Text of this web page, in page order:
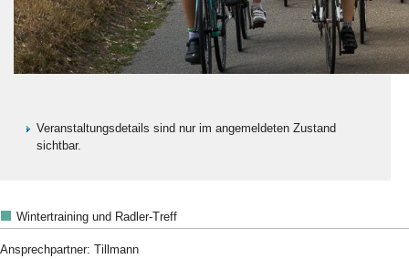
Veranstaltungsdetails sind nur im angemeldeten Zustand
sichtbar.
Wintertraining und Radler-Treff
Ansprechpartner: Tillmann